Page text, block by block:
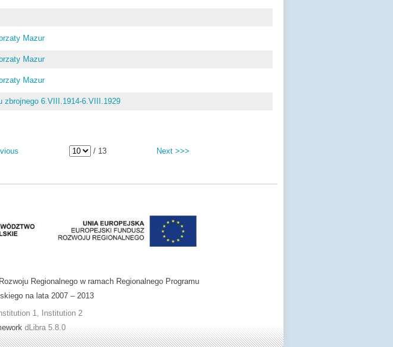
Mazur
Mazur
Mazur
zbrojnego 6.VIII.1914-6.VIII.1929
/ 13 Next >>>
Regionalnego w ramach Regionalnego Programu
na lata 2007 – 2013
1, Institution 2
dLibra 5.8.0